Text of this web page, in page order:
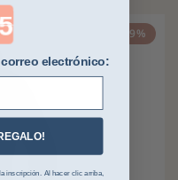
-29%
ends in:
electrónico:
inscripción. Al hacer clic arriba,